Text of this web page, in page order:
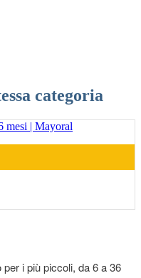
categoria
i più piccoli, da 6 a 36